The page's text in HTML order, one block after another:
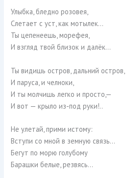
Улыбка, бледно розовея,
Слетает с уст, как мотылек…
Ты цепенеешь, морефея,
И взгляд твой близок и далёк…
Ты видишь остров, дальний остров,
И паруса, и челноки,
И ты молчишь легко и просто,—
И вот — крыло из-под руки!..
Не улетай, прими истому:
Вступи со мной в земную связь…
Бегут по морю голубому
Барашки белые, резвясь…